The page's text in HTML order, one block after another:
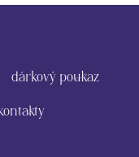
dárkový poukaz